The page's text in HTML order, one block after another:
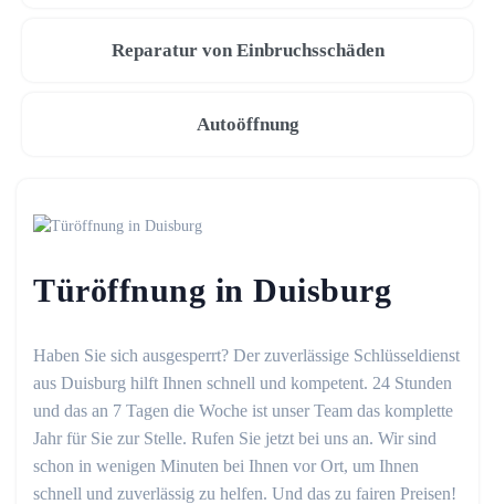
Reparatur von Einbruchsschäden
Autoöffnung
Türöffnung in Duisburg
Haben Sie sich ausgesperrt? Der zuverlässige Schlüsseldienst
aus Duisburg hilft Ihnen schnell und kompetent. 24 Stunden
und das an 7 Tagen die Woche ist unser Team das komplette
Jahr für Sie zur Stelle. Rufen Sie jetzt bei uns an. Wir sind
schon in wenigen Minuten bei Ihnen vor Ort, um Ihnen
schnell und zuverlässig zu helfen. Und das zu fairen Preisen!